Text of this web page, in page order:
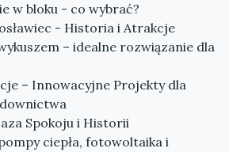
w bloku - co wybrać?
- Historia i Atrakcje
– idealne rozwiązanie dla
– Innowacyjne Projekty dla
Spokoju i Historii
ciepła, fotowoltaika i